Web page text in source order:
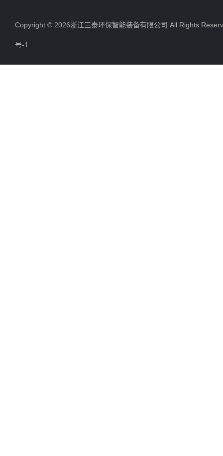
Copyright © 2026浙江三泰环保智能装备有限公司 All Rights
号-1